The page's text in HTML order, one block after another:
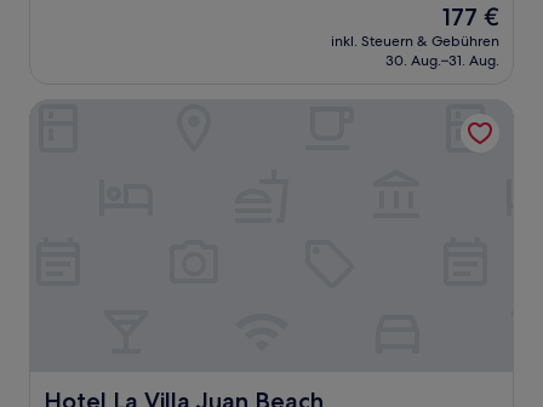
Der
Preis
beträgt
177 €
inkl. Steuern & Gebühren
30. Aug.–31. Aug.
Hotel La Villa Juan Beach
Hotel La Villa Juan Beach